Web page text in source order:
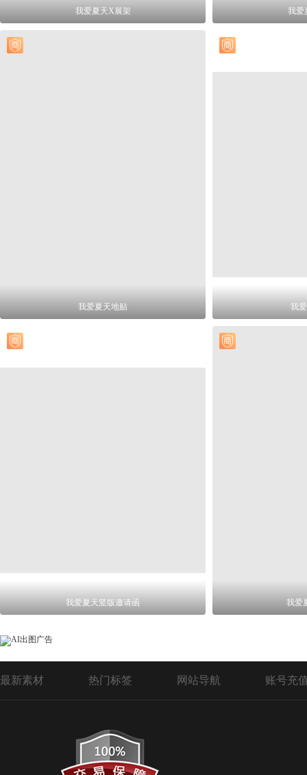
我爱夏天X展架 我爱
我爱夏天地贴 我
我爱夏天竖版邀请函 我爱
最新素材 热门标签 网站导航 账号充